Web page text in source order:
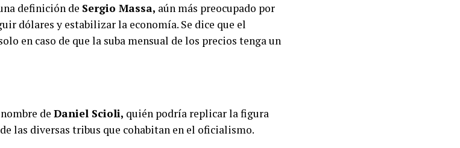
definición de Sergio Massa, aún más preocupado por
dólares y estabilizar la economía. Se dice que el
en caso de que la suba mensual de los precios tenga un
de Daniel Scioli, quién podría replicar la figura
las diversas tribus que cohabitan en el oficialismo.